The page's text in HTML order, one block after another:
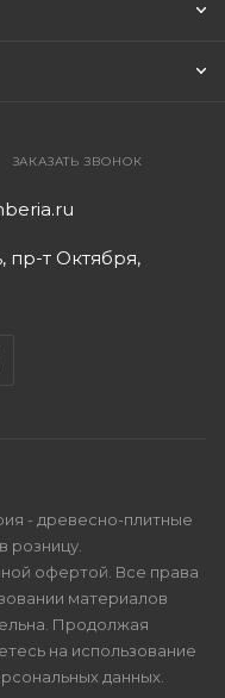
ЗАКАЗАТЬ ЗВОНОК
пр-т Октября,
- древесно-плитные
розницу.
офертой. Все права
материалов
Продолжая
на использование
данных